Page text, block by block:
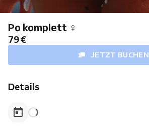
Po komplett ♀
79 €
JETZT BUCHEN
Details